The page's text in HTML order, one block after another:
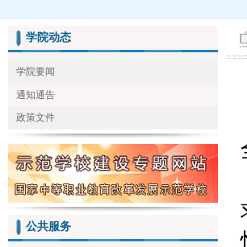
学院动态
学院要闻
通知通告
政策文件
公共服务